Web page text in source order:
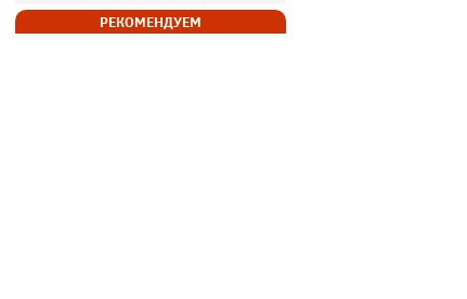
РЕКОМЕНДУЕМ